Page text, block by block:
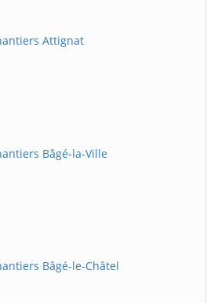
Attignat
Bâgé-la-Ville
Bâgé-le-Châtel